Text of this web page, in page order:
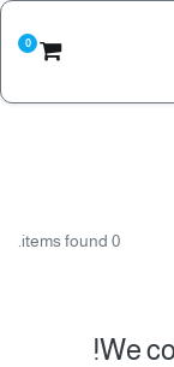
0
0 items found.
We